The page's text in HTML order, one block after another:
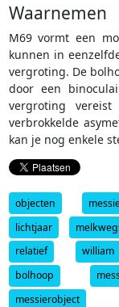
Waarnemen
M69 vormt een
kunnen in
vergroting. De
door een
vergroting
verbrokkelde
kan je nog enkele
objecten
lichtjaar
relatief
william
bolhoop
messierobject